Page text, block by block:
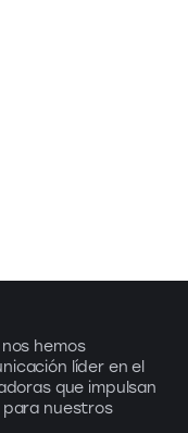
hemos
líder en el
que impulsan
nuestros